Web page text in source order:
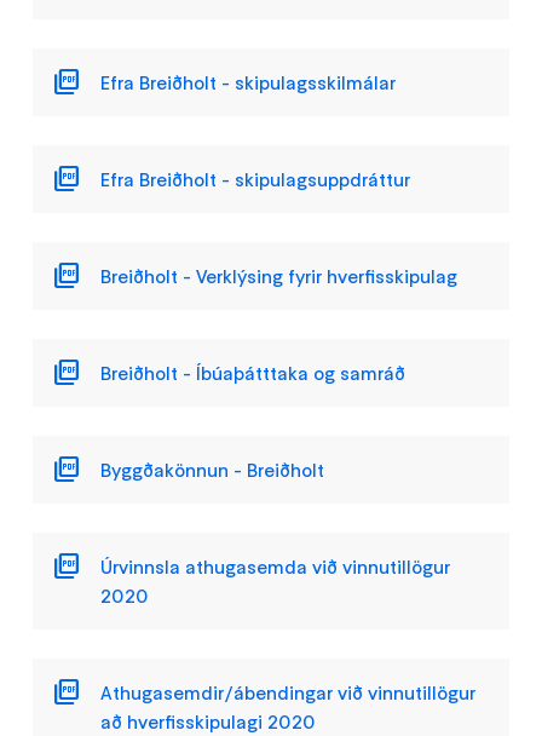
Efra Breiðholt - skipulagsskilmálar
Efra Breiðholt - skipulagsuppdráttur
Breiðholt - Verklýsing fyrir hverfisskipulag
Breiðholt - Íbúaþátttaka og samráð
Byggðakönnun - Breiðholt
Úrvinnsla athugasemda við vinnutillögur
2020
Athugasemdir/ábendingar við vinnutillögur
að hverfisskipulagi 2020